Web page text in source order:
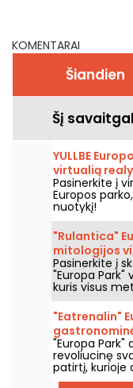
KOMENTARAI
Šiandien
Šį
YULLBE
virtualią
Pasinerkite į
Europos
nuotykį!
"Rulantica"
mitologijos
Pasinerkite į
"Europa Park"
kuris visus
pojūčius.
"Eatrenalin"
"Europa Park"
revoliucinę
patirtį, kurioje
įvertinta